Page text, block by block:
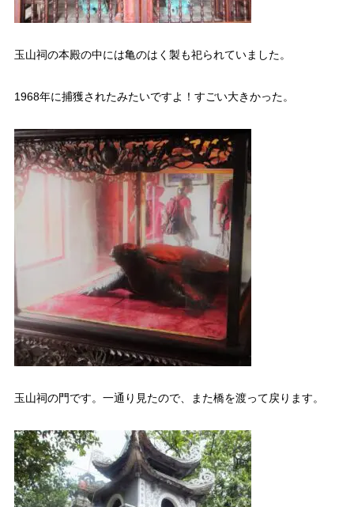
玉山祠の本殿の中には亀のはく製も祀られていました。
1968年に捕獲されたみたいですよ！すごい大きかった。
玉山祠の門です。一通り見たので、また橋を渡って戻ります。